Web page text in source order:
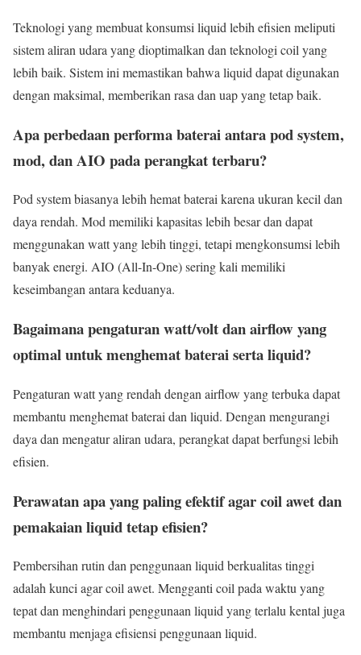
Teknologi yang membuat konsumsi liquid lebih efisien meliputi
sistem aliran udara yang dioptimalkan dan teknologi coil yang
lebih baik. Sistem ini memastikan bahwa liquid dapat digunakan
dengan maksimal, memberikan rasa dan uap yang tetap baik.
Apa perbedaan performa baterai antara pod system,
mod, dan AIO pada perangkat terbaru?
Pod system biasanya lebih hemat baterai karena ukuran kecil dan
daya rendah. Mod memiliki kapasitas lebih besar dan dapat
menggunakan watt yang lebih tinggi, tetapi mengkonsumsi lebih
banyak energi. AIO (All-In-One) sering kali memiliki
keseimbangan antara keduanya.
Bagaimana pengaturan watt/volt dan airflow yang
optimal untuk menghemat baterai serta liquid?
Pengaturan watt yang rendah dengan airflow yang terbuka dapat
membantu menghemat baterai dan liquid. Dengan mengurangi
daya dan mengatur aliran udara, perangkat dapat berfungsi lebih
efisien.
Perawatan apa yang paling efektif agar coil awet dan
pemakaian liquid tetap efisien?
Pembersihan rutin dan penggunaan liquid berkualitas tinggi
adalah kunci agar coil awet. Mengganti coil pada waktu yang
tepat dan menghindari penggunaan liquid yang terlalu kental juga
membantu menjaga efisiensi penggunaan liquid.